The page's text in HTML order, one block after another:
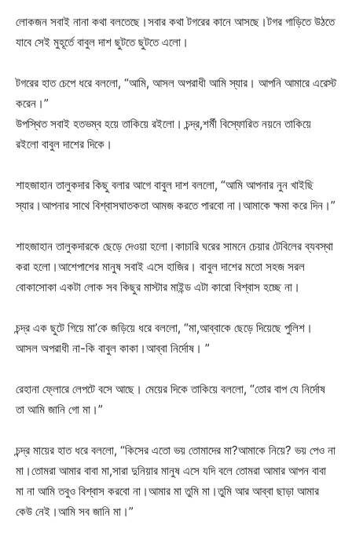
লোকজন সবাই নানা কথা বলতেছে।সবার কথা টগরের কানে আসছে।টগর গাড়িতে উঠতে
যাবে সেই মুহূর্তে বাবুল দাশ ছুটতে ছুটতে এলো।
টগরের হাত চেপে ধরে বললো, “আমি, আসল অপরাধী আমি স্যার। আপনি আমারে এরেস্ট
করেন।”
উপস্থিত সবাই হতভম্ব হয়ে তাকিয়ে রইলো। চন্দ্র,শর্মী বিস্ফোরিত নয়নে তাকিয়ে
রইলো বাবুল দাশের দিকে।
শাহজাহান তালুকদার কিছু বলার আগে বাবুল দাশ বললো, “আমি আপনার নুন খাইছি
স্যার।আপনার সাথে বিশ্বাসঘাতকতা আমজ করতে পারবো না।আমাকে ক্ষমা করে দিন।”
শাহজাহান তালুকদারকে ছেড়ে দেওয়া হলো।কাচারি ঘরের সামনে চেয়ার টেবিলের ব্যবস্থা
করা হলো।আশেপাশের মানুষ সবাই এসে হাজির। বাবুল দাশের মতো সহজ সরল
বোকাসোকা একটা লোক সব কিছুর মাস্টার মাইন্ড এটা কারো বিশ্বাস হচ্ছে না।
চন্দ্র এক ছুটে গিয়ে মা’কে জড়িয়ে ধরে বললো, “মা,আব্বাকে ছেড়ে দিয়েছে পুলিশ।
আসল অপরাধী না-কি বাবুল কাকা।আব্বা নির্দোষ। ”
রেহানা ফ্লোরে লেপটে বসে আছে। মেয়ের দিকে তাকিয়ে বললো, “তোর বাপ যে নির্দোষ
তা আমি জানি গো মা।”
চন্দ্র মায়ের হাত ধরে বললো, “কিসের এতো ভয় তোমাদের মা?আমাকে নিয়ে? ভয় পেও না
মা।তোমরা আমার বাবা মা,সারা দুনিয়ার মানুষ এসে যদি বলে তোমরা আমার আপন বাবা
মা না আমি তবুও বিশ্বাস করবো না।আমার মা তুমি মা।তুমি আর আব্বা ছাড়া আমার
কেউ নেই।আমি সব জানি মা।”